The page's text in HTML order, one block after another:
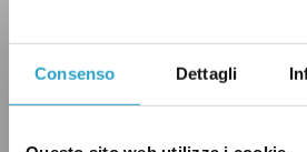
Consenso Dettagli
Una storia così, dallo zolfo
storia che non muore».
Provenzano, come Letta, ha